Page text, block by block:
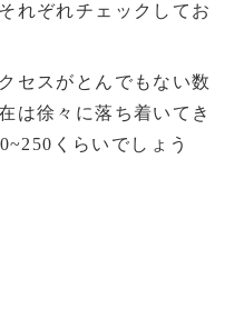
れぞれチェックしてお
セスがとんでもない数
は徐々に落ち着いてき
くらいでしょう